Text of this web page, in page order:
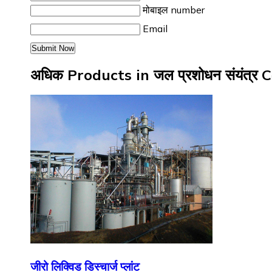
मोबाइल number
Email
अधिक Products in जल प्रशोधन संयंत्र
जीरो लिक्विड डिस्चार्ज प्लांट